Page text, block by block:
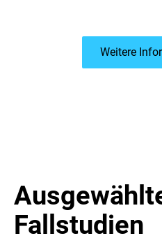
Weitere
Fallstudien